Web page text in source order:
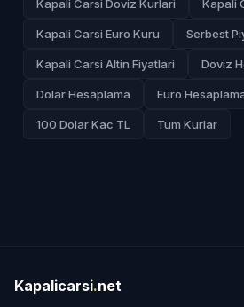
Kapali Carsi Doviz Kurlari Kapali
Kapali Carsi Euro Kuru Serbest
Kapali Carsi Altin Fiyatlari Doviz
Dolar Hesaplama Euro
100 Dolar Kac TL Tum Kurlar
Kapalicarsi.net